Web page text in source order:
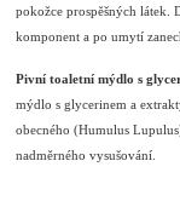
pokožce prospěšných látek.
komponent a po umytí
Pivní toaletní mýdlo s
mýdlo s glycerinem a
obecného (Humulus
nadměrného vysušování.